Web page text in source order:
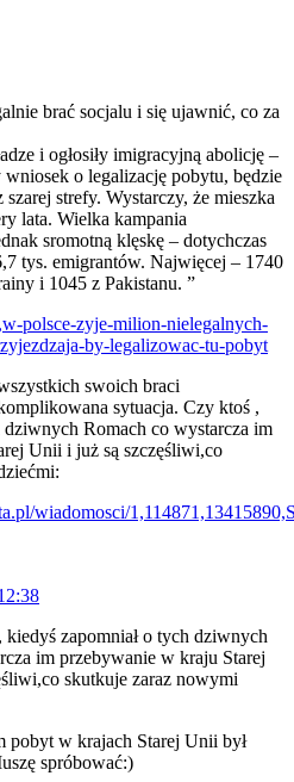
brać socjalu i się ujawnić, co za
i ogłosiły imigracyjną abolicję –
o legalizację pobytu, będzie
szarej strefy. Wystarczy, że mieszka
lata. Wielka kampania
sromotną klęskę – dotychczas
tys. emigrantów. Najwięcej – 1740
i 1045 z Pakistanu. ”
polsce-zyje-milion-nielegalnych-
by-legalizowac-tu-pobyt
swoich braci
sytuacja. Czy ktoś ,
dziwnych Romach co wystarcza im
Unii i już są szczęśliwi,co
wiadomosci/
kiedyś zapomniał o tych dziwnych
im przebywanie w kraju Starej
skutkuje zaraz nowymi
pobyt w krajach Starej Unii był
spróbować:)